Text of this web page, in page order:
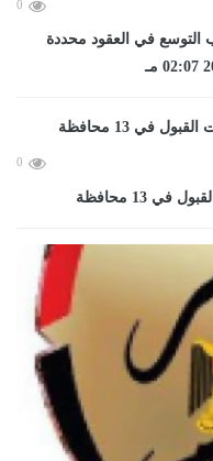
0
التوسع في العقود محددة
0